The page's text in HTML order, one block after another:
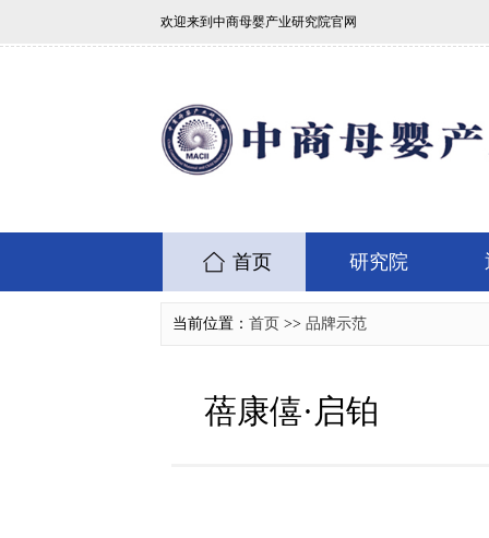
欢迎来到中商母婴产业研究院官网
首页 研究院
当前位置： 首页 >> 品牌示范
蓓康僖·启铂